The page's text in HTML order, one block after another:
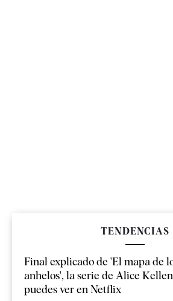
TENDENCIAS
Final explicado de 'El mapa de
anhelos', la serie de Alice
puedes ver en Netflix